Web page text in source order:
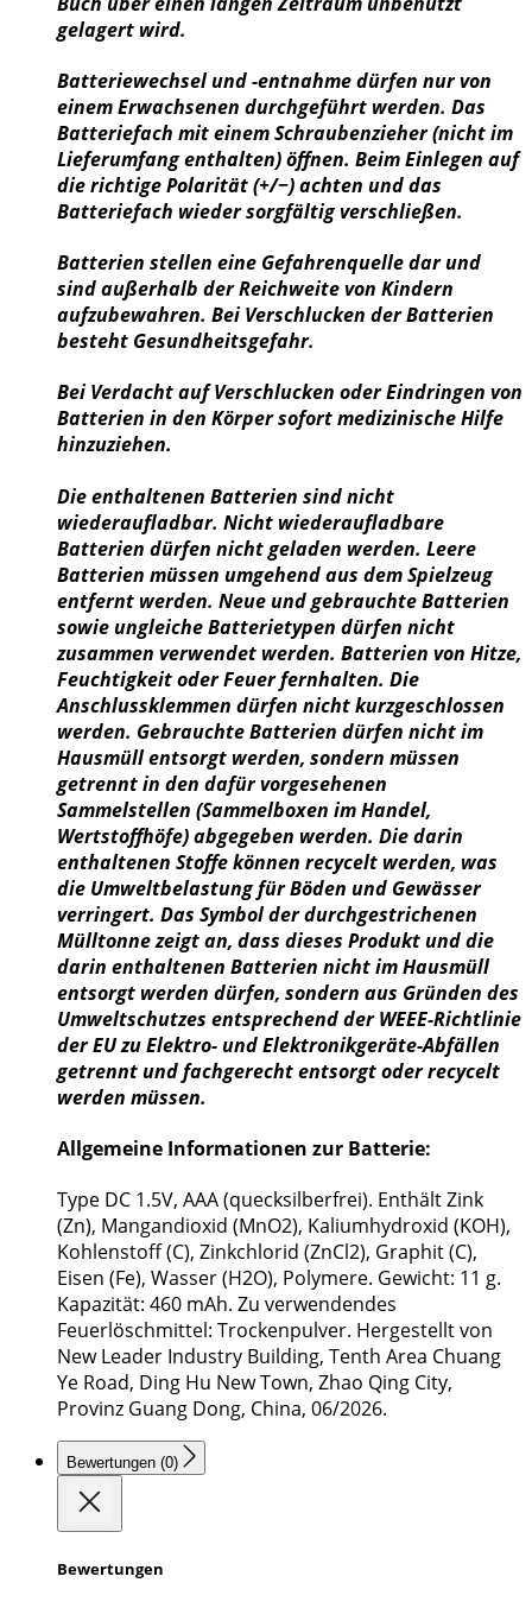
gelagert wird.
Batteriewechsel und -entnahme dürfen nur von
einem Erwachsenen durchgeführt werden. Das
Batteriefach mit einem Schraubenzieher (nicht im
Lieferumfang enthalten) öffnen. Beim Einlegen auf
die richtige Polarität (+/−) achten und das
Batteriefach wieder sorgfältig verschließen.
Batterien stellen eine Gefahrenquelle dar und
sind außerhalb der Reichweite von Kindern
aufzubewahren. Bei Verschlucken der Batterien
besteht Gesundheitsgefahr.
Bei Verdacht auf Verschlucken oder Eindringen von
Batterien in den Körper sofort medizinische Hilfe
hinzuziehen.
Die enthaltenen Batterien sind nicht
wiederaufladbar. Nicht wiederaufladbare
Batterien dürfen nicht geladen werden. Leere
Batterien müssen umgehend aus dem Spielzeug
entfernt werden. Neue und gebrauchte Batterien
sowie ungleiche Batterietypen dürfen nicht
zusammen verwendet werden. Batterien von Hitze,
Feuchtigkeit oder Feuer fernhalten. Die
Anschlussklemmen dürfen nicht kurzgeschlossen
werden. Gebrauchte Batterien dürfen nicht im
Hausmüll entsorgt werden, sondern müssen
getrennt in den dafür vorgesehenen
Sammelstellen (Sammelboxen im Handel,
Wertstoffhöfe) abgegeben werden. Die darin
enthaltenen Stoffe können recycelt werden, was
die Umweltbelastung für Böden und Gewässer
verringert. Das Symbol der durchgestrichenen
Mülltonne zeigt an, dass dieses Produkt und die
darin enthaltenen Batterien nicht im Hausmüll
entsorgt werden dürfen, sondern aus Gründen des
Umweltschutzes entsprechend der WEEE-Richtlinie
der EU zu Elektro- und Elektronikgeräte-Abfällen
getrennt und fachgerecht entsorgt oder recycelt
werden müssen.
Allgemeine Informationen zur Batterie:
Type DC 1.5V, AAA (quecksilberfrei). Enthält Zink
(Zn), Mangandioxid (MnO2), Kaliumhydroxid (KOH),
Kohlenstoff (C), Zinkchlorid (ZnCl2), Graphit (C),
Eisen (Fe), Wasser (H2O), Polymere. Gewicht: 11 g.
Kapazität: 460 mAh. Zu verwendendes
Feuerlöschmittel: Trockenpulver. Hergestellt von
New Leader Industry Building, Tenth Area Chuang
Ye Road, Ding Hu New Town, Zhao Qing City,
Provinz Guang Dong, China, 06/2026.
Bewertungen (0)
Bewertungen